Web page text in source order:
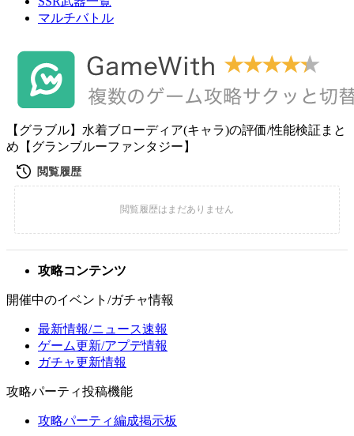
マルチバトル
【グラブル】水着ブローディア(キャラ)の評価/性能検証まと
め【グランブルーファンタジー】
攻略コンテンツ
開催中のイベント/ガチャ情報
最新情報/ニュース速報
ゲーム更新/アプデ情報
ガチャ更新情報
攻略パーティ投稿機能
攻略パーティ編成掲示板